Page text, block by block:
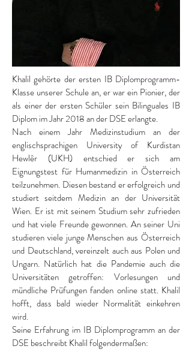
Khalil gehörte der ersten IB Diplomprogramm-
Klasse unserer Schule an, er war ein Pionier, der
als einer der ersten Schüler sein Bilinguales IB
Diplom im Jahr 2018 an der DSE erlangte.
Nach einem Jahr Medizinstudium an der
englischsprachigen University of Kurdistan
Hewlêr (UKH) entschied er sich am
Eignungstest für Humanmedizin in Österreich
teilzunehmen. Diesen bestand er erfolgreich und
studiert seitdem Medizin an der Universität
Wien. Er ist mit seinem Studium sehr zufrieden
und hat viele Freunde gewonnen. An seiner Uni
studieren viele junge Menschen aus Österreich
und Deutschland, vereinzelt auch aus Polen und
Ungarn. Natürlich hat die Pandemie auch die
Universitäten getroffen: Vorlesungen und
mündliche Prüfungen fanden online statt. Khalil
hofft, dass bald wieder Normalität einkehren
wird.
Seine Erfahrung im IB Diplomprogramm an der
DSE beschreibt Khalil folgendermaßen: